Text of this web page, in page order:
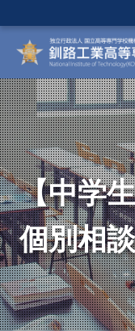
【中学
個別相